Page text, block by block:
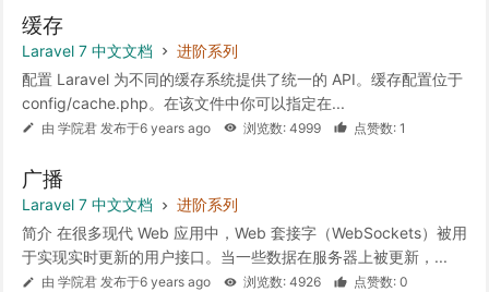
缓存
Laravel 7 中文文档
进阶系列
配置 Laravel 为不同的缓存系统提供了统一的 API。缓存配置位于
config/cache.php。在该文件中你可以指定在...
由 学院君 发布于6 years ago 浏览数: 4999 点赞数: 1
广播
Laravel 7 中文文档
进阶系列
简介 在很多现代 Web 应用中，Web 套接字（WebSockets）被用
于实现实时更新的用户接口。当一些数据在服务器上被更新，...
由 学院君 发布于6 years ago 浏览数: 4926 点赞数: 0